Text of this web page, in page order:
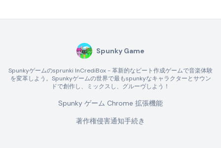
Spunky Game
Spunkyゲームのsprunki InCrediBox - 革新的なビート作成ゲームで音楽体験
を変革しよう。Spunkyゲームの世界で最もspunkyなキャラクターとサウン
ドで創作し、ミックスし、グルーヴしよう！
Spunky ゲーム Chrome 拡張機能
著作権侵害通知手続き